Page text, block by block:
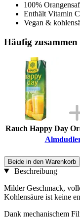
100%
Enthält Vitamin
Vegan &
Häufig
Rauch Happy Day
Beide in den Warenkorb
Beschreibung
Milder Geschmack,
Kohlensäure ist keine
Dank mechanischem